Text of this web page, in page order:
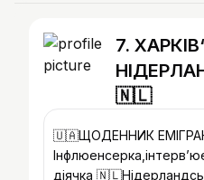
7.
🇳🇱
🇺🇦ЩОДЕННИК
діячка